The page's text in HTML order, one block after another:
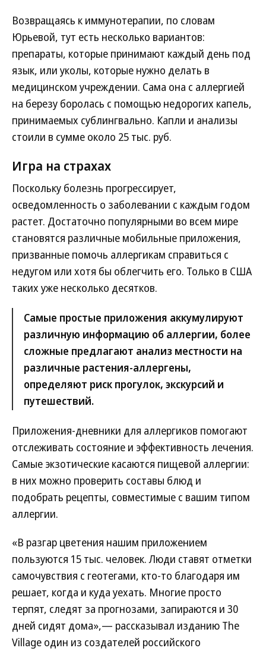
Возвращаясь к иммунотерапии, по словам
Юрьевой, тут есть несколько вариантов:
препараты, которые принимают каждый день под
язык, или уколы, которые нужно делать в
медицинском учреждении. Сама она с аллергией
на березу боролась с помощью недорогих капель,
принимаемых сублингвально. Капли и анализы
стоили в сумме около 25 тыс. руб.
Игра на страхах
Поскольку болезнь прогрессирует,
осведомленность о заболевании с каждым годом
растет. Достаточно популярными во всем мире
становятся различные мобильные приложения,
призванные помочь аллергикам справиться с
недугом или хотя бы облегчить его. Только в США
таких уже несколько десятков.
Самые простые приложения аккумулируют
различную информацию об аллергии, более
сложные предлагают анализ местности на
различные растения-аллергены,
определяют риск прогулок, экскурсий и
путешествий.
Приложения-дневники для аллергиков помогают
отслеживать состояние и эффективность лечения.
Самые экзотические касаются пищевой аллергии:
в них можно проверить составы блюд и
подобрать рецепты, совместимые с вашим типом
аллергии.
«В разгар цветения нашим приложением
пользуются 15 тыс. человек. Люди ставят отметки
самочувствия с геотегами, кто-то благодаря им
решает, когда и куда уехать. Многие просто
терпят, следят за прогнозами, запираются и 30
дней сидят дома»,— рассказывал изданию The
Village один из создателей российского